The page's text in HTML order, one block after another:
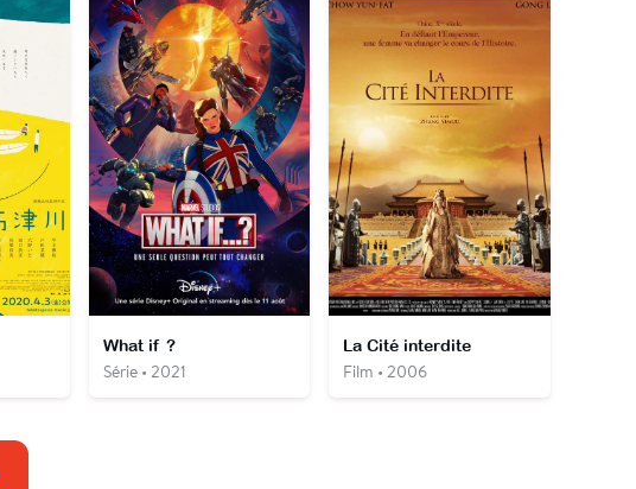
What if ?
Série • 2021
La Cité interdite
Film • 2006